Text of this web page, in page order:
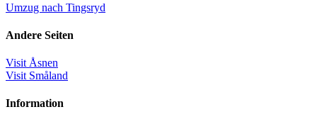
Umzug nach Tingsryd
Andere Seiten
Visit Åsnen
Visit Småland
Information